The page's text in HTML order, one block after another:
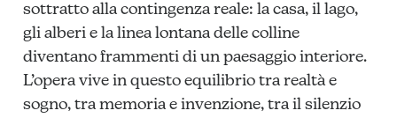
sottratto alla contingenza reale: la casa, il lago,
gli alberi e la linea lontana delle colline
diventano frammenti di un paesaggio interiore.
L’opera vive in questo equilibrio tra realtà e
sogno, tra memoria e invenzione, tra il silenzio